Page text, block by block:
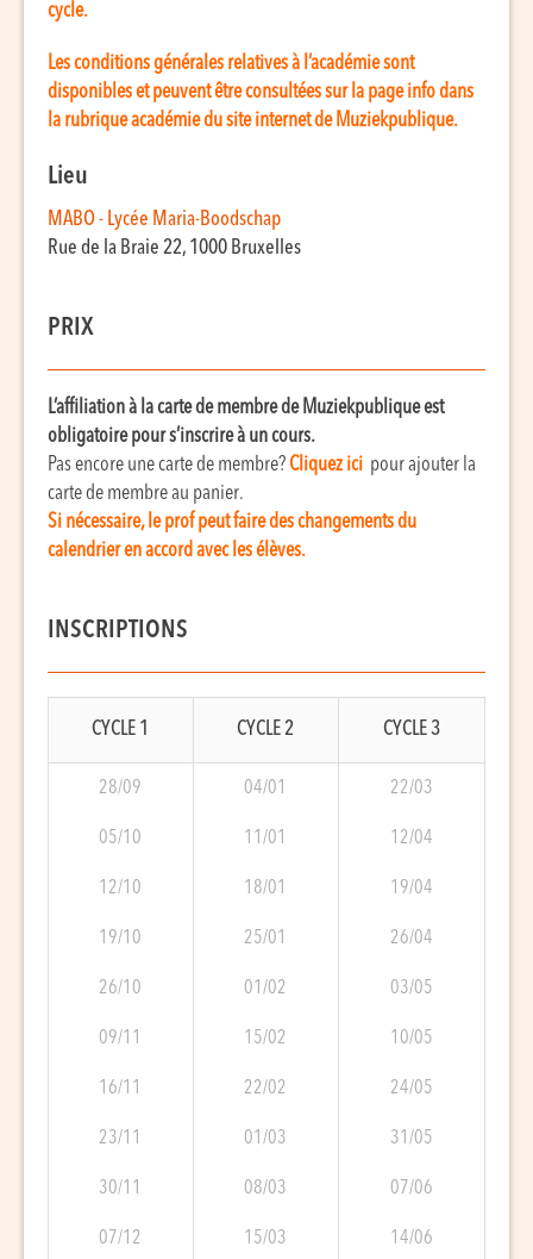
cycle.
Les conditions générales relatives à l’académie sont
disponibles et peuvent être consultées sur la page info dans
la rubrique académie du site internet de Muziekpublique.
Lieu
MABO - Lycée Maria-Boodschap
Rue de la Braie 22, 1000 Bruxelles
PRIX
L’affiliation à la carte de membre de Muziekpublique est
obligatoire pour s’inscrire à un cours.
Pas encore une carte de membre?Cliquez ici pour ajouter la
carte de membre au panier.
Si nécessaire, le prof peut faire des changements du
calendrier en accord avec les élèves.
INSCRIPTIONS
CYCLE 1
28/09
05/10
12/10
19/10
26/10
09/11
16/11
23/11
30/11
07/12
CYCLE 2
04/01
11/01
18/01
25/01
01/02
15/02
22/02
01/03
08/03
15/03
CYCLE 3
22/03
12/04
19/04
26/04
03/05
10/05
24/05
31/05
07/06
14/06